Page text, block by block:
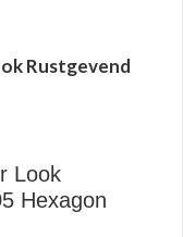
Rustgevend
Look
Hexagon